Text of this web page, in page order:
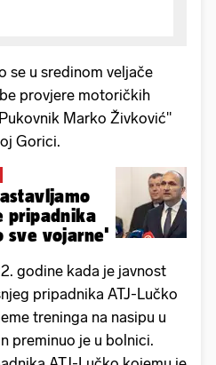
se u sredinom veljače
provjere motoričkih
Marko Živković"
Gorici.
pripadnika
sve vojarne'
godine kada je javnost
pripadnika ATJ-Lučko
treninga na nasipu u
preminuo je u bolnici.